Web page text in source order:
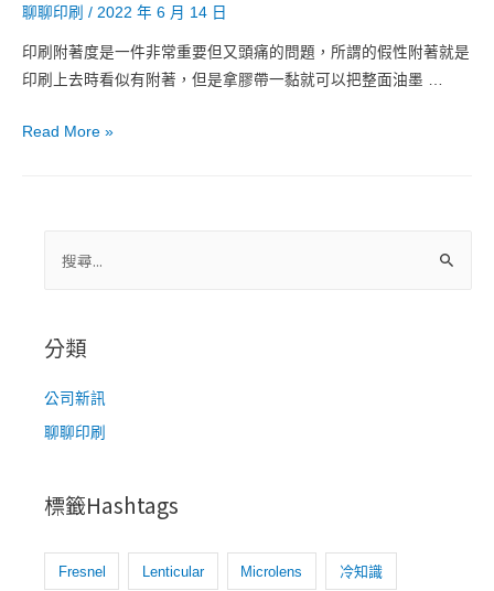
聊聊印刷 / 2022 年 6 月 14 日
印刷附著度是一件非常重要但又頭痛的問題，所謂的假性附著就是
印刷上去時看似有附著，但是拿膠帶一黏就可以把整面油墨 …
印
辦？
Read More »
字
:
分類
公司新訊
聊聊印刷
標籤Hashtags
Fresnel Lenticular Microlens 冷知識